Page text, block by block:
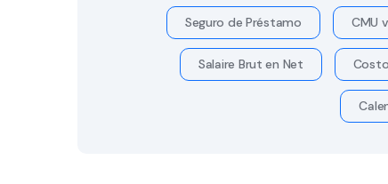
Seguro de Préstamo CMU
Salaire Brut en Net